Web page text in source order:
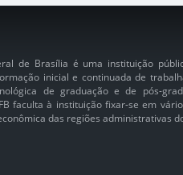
de Brasília é uma instituição
inicial e continuada de
de graduação e de pós-
faculta à instituição fixar-se em
das regiões administrativas